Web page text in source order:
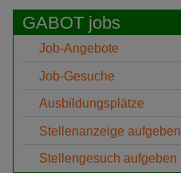
GABOT jobs
Job-Angebote
Job-Gesuche
Ausbildungsplätze
Stellenanzeige aufgeben
Stellengesuch aufgeben